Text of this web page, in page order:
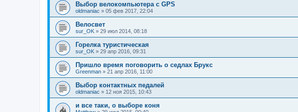
Выбор велокомпьютера с GPS
oldmaniac » 05 фев 2017, 22:04
Велосвет
sur_OK » 29 июл 2014, 08:18
Горелка туристическая
sur_OK » 29 апр 2016, 09:31
Пришло время поговорить о седлах Брукс
Greenman » 21 апр 2016, 11:00
Выбор контактных педалей
oldmaniac » 12 ноя 2015, 10:43
и все таки, о выборе коня